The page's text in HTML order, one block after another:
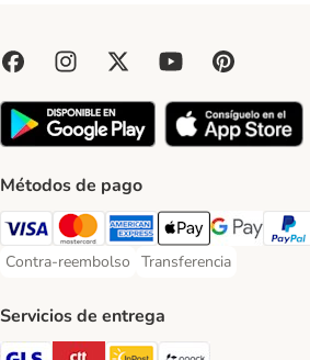
Métodos de pago
Visa Payment Method
Mastercard Payment Method
American Express Payment
Apple Pay Payment
Google Pay
Contra-reembolso
Contra-reembolso Payment Method
Transferencia
Transferencia Payment
Servicios de entrega
GLS Shipping Method
CTTExpress Shipping Method
InPost Shipping
paack